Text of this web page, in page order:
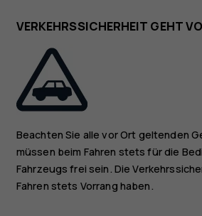
VERKEHRSSICHERHEIT GEHT
Beachten Sie alle vor Ort geltenden
müssen beim Fahren stets für die
Fahrzeugs frei sein. Die
Fahren stets Vorrang haben.